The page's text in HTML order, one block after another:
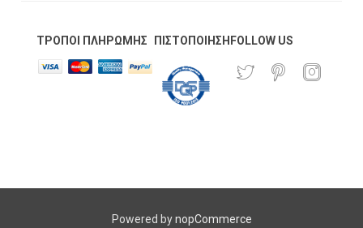
ΤΡΌΠΟΙ ΠΛΗΡΩΜΉΣ ΠΙΣΤΟΠΟΊΗΣΗ FOLLOW US
Powered bynopCommerce